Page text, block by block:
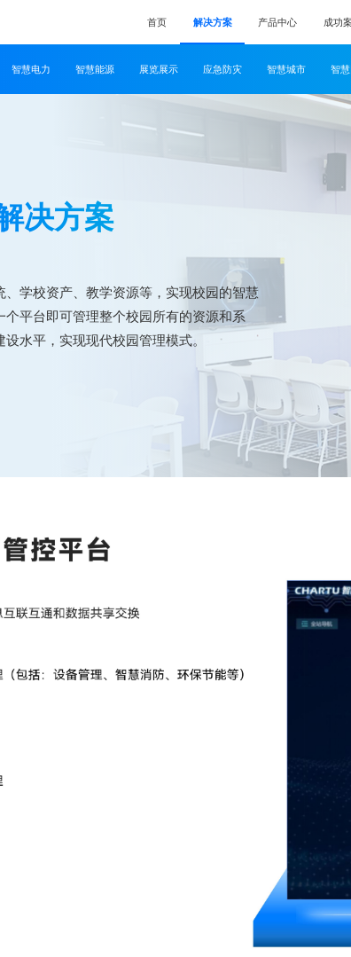
首页 解决方案 产品中心 成功
智慧电力 智慧能源 展览展示 应急防灾 智慧城市 智
决方案
、学校资产、教学资源等，实现校园的智慧
个平台即可管理整个校园所有的资源和系
水平，实现现代校园管理模式。